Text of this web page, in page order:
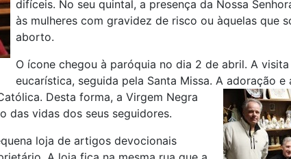
difíceis. No seu quintal, a presença da Nossa
às mulheres com gravidez de risco ou àquelas que
aborto.
O ícone chegou à paróquia no dia 2 de abril. A
eucarística, seguida pela Santa Missa. A adoração
Desta forma, a Virgem Negra
das vidas dos seus seguidores.
loja de artigos devocionais